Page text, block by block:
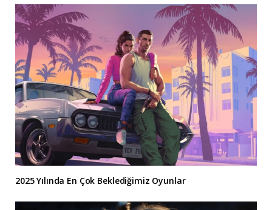
2025 Yılında En Çok Beklediğimiz Oyunlar